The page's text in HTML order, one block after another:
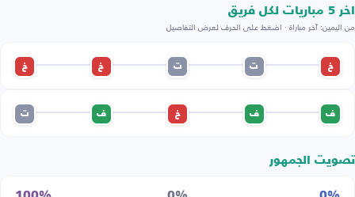
اخر 5 مباريات لكل فريق
من اليمين: آخر مباراة · اضغط على الحرف لعرض التفاصيل
خ ت ت خ خ
ف ف خ ف ت
تصويت الجمهور